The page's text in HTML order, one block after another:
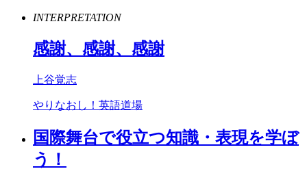
INTERPRETATION
感謝、感謝、感謝
上谷覚志
やりなおし！英語道場
国際舞台で役立つ知識・表現を学ぼ
う！